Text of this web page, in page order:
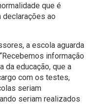
que é
declarações ao
a escola aguarda
informação
da educação, que a
com os testes,
seriam
seriam realizados